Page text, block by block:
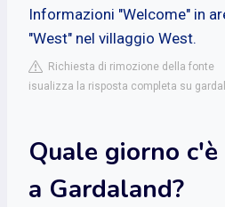
Informazioni "Welcome" in
"West" nel villaggio West.
Richiesta di rimozione della fonte
isualizza la risposta completa su
Quale giorno
a Gardaland?